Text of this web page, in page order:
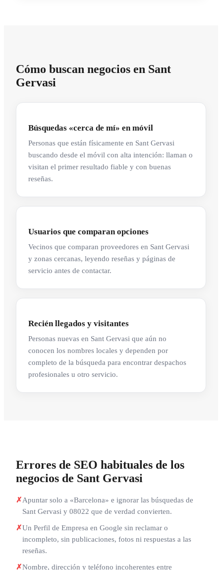
Cómo buscan negocios en Sant
Gervasi
Búsquedas «cerca de mí» en móvil
Personas que están físicamente en Sant Gervasi
buscando desde el móvil con alta intención: llaman o
visitan el primer resultado fiable y con buenas
reseñas.
Usuarios que comparan opciones
Vecinos que comparan proveedores en Sant Gervasi
y zonas cercanas, leyendo reseñas y páginas de
servicio antes de contactar.
Recién llegados y visitantes
Personas nuevas en Sant Gervasi que aún no
conocen los nombres locales y dependen por
completo de la búsqueda para encontrar despachos
profesionales u otro servicio.
Errores de SEO habituales de los
negocios de Sant Gervasi
✗Apuntar solo a «Barcelona» e ignorar las búsquedas de
Sant Gervasi y 08022 que de verdad convierten.
✗Un Perfil de Empresa en Google sin reclamar o
incompleto, sin publicaciones, fotos ni respuestas a las
reseñas.
✗Nombre, dirección y teléfono incoherentes entre